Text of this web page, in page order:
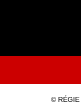
© RÉGIE